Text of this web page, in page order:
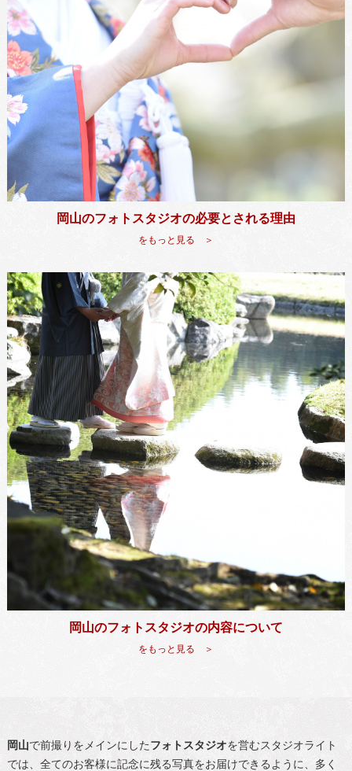
岡山のフォトスタジオの必要とされる理由
をもっと見る ＞
岡山のフォトスタジオの内容について
をもっと見る ＞
岡山で前撮りをメインにしたフォトスタジオを営むスタジオライト
では、全てのお客様に記念に残る写真をお届けできるように、多く